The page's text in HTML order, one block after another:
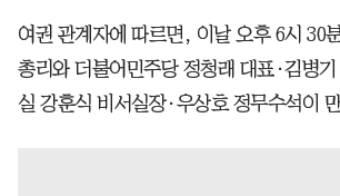
여권 관계자에 따르면, 이날 오후 6시 30
총리와 더불어민주당 정청래 대표·김병
실 강훈식 비서실장·우상호 정무수석이